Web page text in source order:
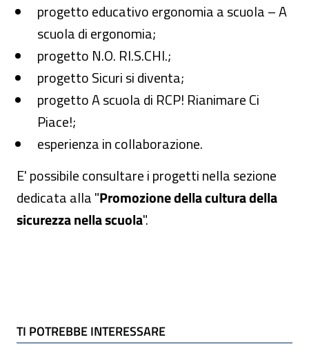
progetto educativo ergonomia a scuola – A
scuola di ergonomia;
progetto N.O. RI.S.CHI.;
progetto Sicuri si diventa;
progetto A scuola di RCP! Rianimare Ci
Piace!;
esperienza in collaborazione.
E' possibile consultare i progetti nella sezione
dedicata alla "Promozione della cultura della
sicurezza nella scuola".
TI POTREBBE INTERESSARE
TI POTREBBE INTERESSARE